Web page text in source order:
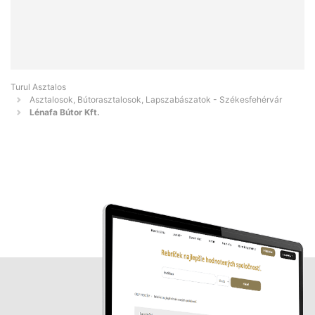
Turul Asztalos
Asztalosok, Bútorasztalosok, Lapszabászatok - Székesfehérvár
Lénafa Bútor Kft.